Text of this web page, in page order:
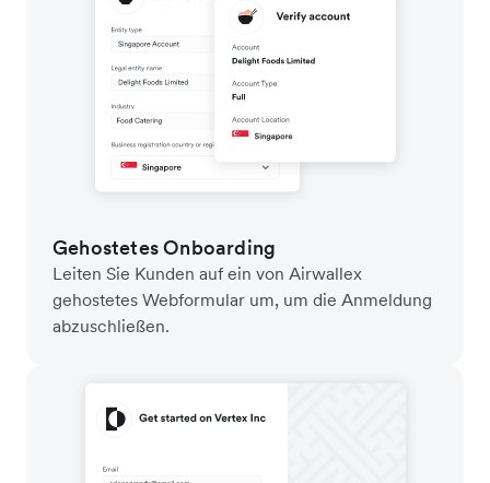
Gehostetes Onboarding
Leiten Sie Kunden auf ein von Airwallex
gehostetes Webformular um, um die Anmeldung
abzuschließen.